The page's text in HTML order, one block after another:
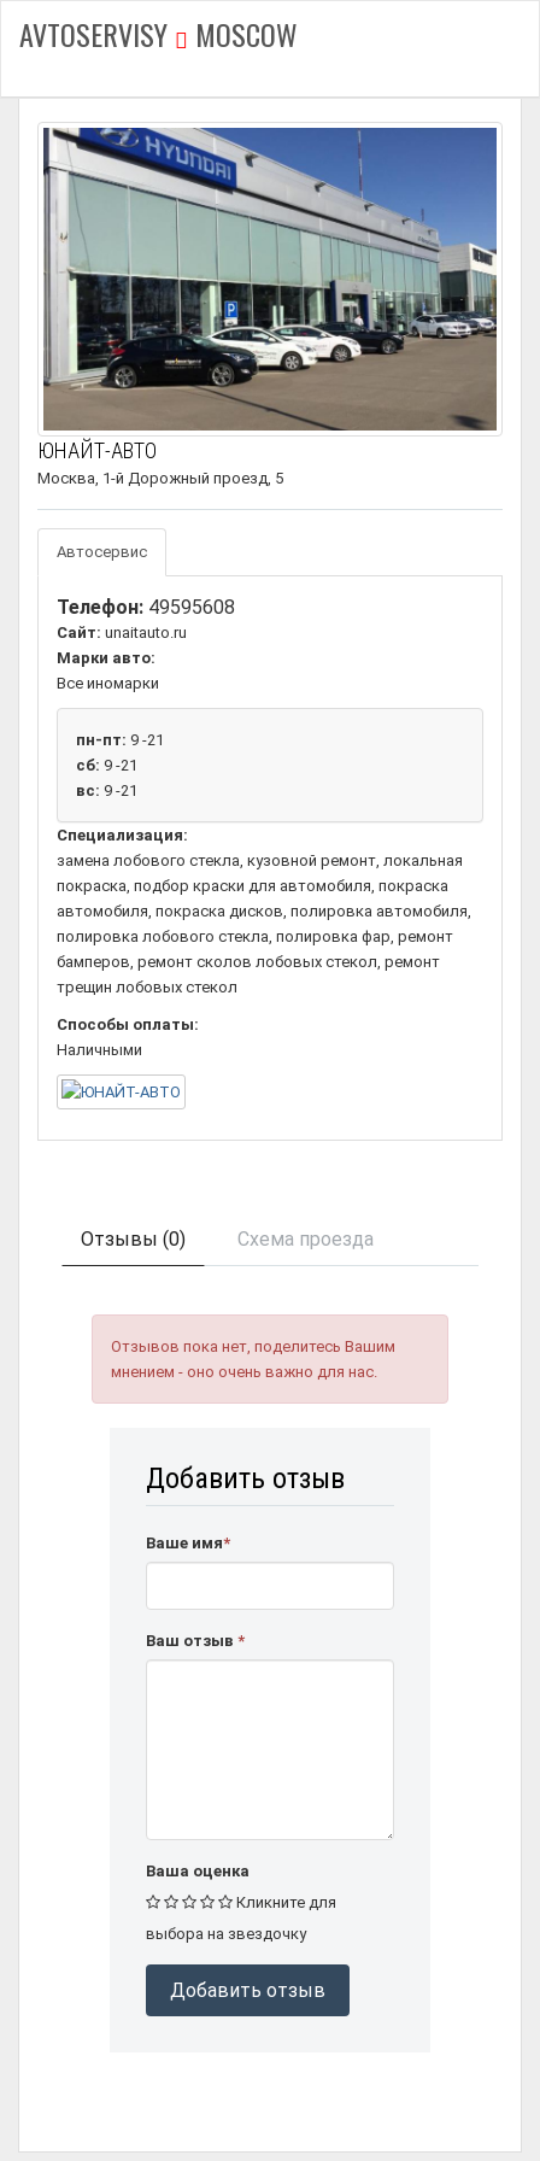
AVTOSERVISY MOSCOW
ЮНАЙТ-АВТО
Москва, 1-й Дорожный проезд, 5
Автосервис
Телефон: 49595608
Сайт: unaitauto.ru
Марки авто:
Все иномарки
пн-пт: 9 -21
сб: 9 -21
вс: 9 -21
Специализация:
замена лобового стекла, кузовной ремонт, локальная
покраска, подбор краски для автомобиля, покраска
автомобиля, покраска дисков, полировка автомобиля,
полировка лобового стекла, полировка фар, ремонт
бамперов, ремонт сколов лобовых стекол, ремонт
трещин лобовых стекол
Способы оплаты:
Наличными
Отзывы (0) Схема проезда
Отзывов пока нет, поделитесь Вашим
мнением - оно очень важно для нас.
Добавить отзыв
Ваше имя*
Ваш отзыв *
Ваша оценка
Кликните для
выбора на звездочку
Добавить отзыв